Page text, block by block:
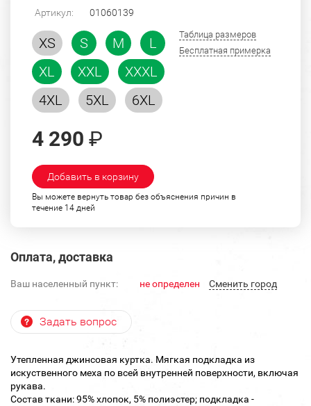
Артикул: 01060139
XS S M
L
XL
XXL
XXXL
4XL
5XL 6XL
Таблица размеров
Бесплатная примерка
4 290 ₽
Добавить в корзину
Вы можете вернуть товар без объяснения причин в
течение 14 дней
Оплата, доставка
Ваш населенный пункт: не определен Cменить город
Задать вопрос
Утепленная джинсовая куртка. Мягкая подкладка из
искуственного меха по всей внутренней поверхности, включая
рукава.
Состав ткани: 95% хлопок, 5% полиэстер; подкладка -